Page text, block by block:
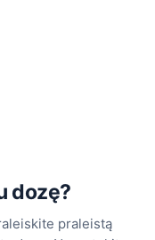
dozę?
praleistą